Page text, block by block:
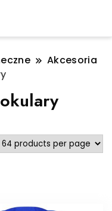
Akcesoria